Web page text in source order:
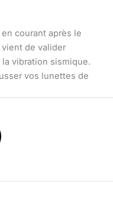
courant après le
de valider
vibration sismique.
vos lunettes de